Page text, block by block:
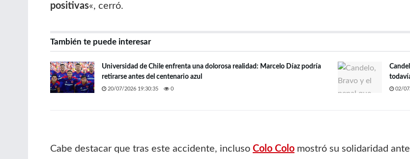
positivas«, cerró.
También te puede interesar
Universidad de Chile enfrenta una dolorosa realidad: Marcelo Díaz podría
retirarse antes del centenario azul
20/07/2026 19:30:35 0 02/
Cabe destacar que tras este accidente, incluso Colo Colo mostró su solidaridad